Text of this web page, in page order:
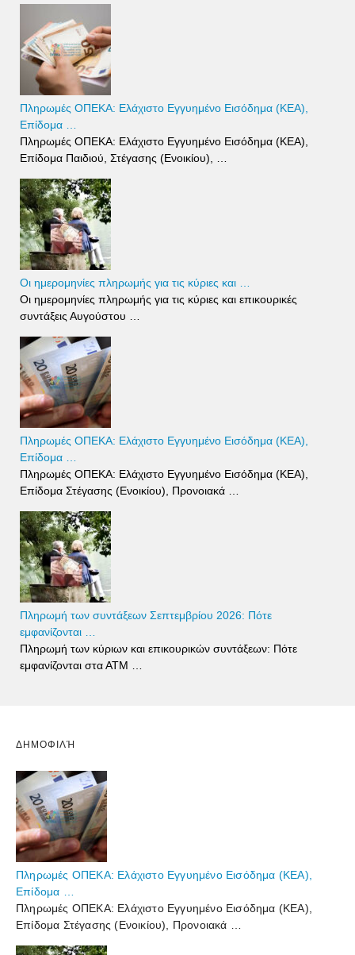
Πληρωμές ΟΠΕΚΑ: Ελάχιστο Εγγυημένο Εισόδημα (ΚΕΑ),
Επίδομα …
Πληρωμές ΟΠΕΚΑ: Ελάχιστο Εγγυημένο Εισόδημα (ΚΕΑ),
Επίδομα Παιδιού, Στέγασης (Ενοικίου), …
Οι ημερομηνίες πληρωμής για τις κύριες και …
Οι ημερομηνίες πληρωμής για τις κύριες και επικουρικές
συντάξεις Αυγούστου …
Πληρωμές ΟΠΕΚΑ: Ελάχιστο Εγγυημένο Εισόδημα (ΚΕΑ),
Επίδομα …
Πληρωμές ΟΠΕΚΑ: Ελάχιστο Εγγυημένο Εισόδημα (ΚΕΑ),
Επίδομα Στέγασης (Ενοικίου), Προνοιακά …
Πληρωμή των συντάξεων Σεπτεμβρίου 2026: Πότε
εμφανίζονται …
Πληρωμή των κύριων και επικουρικών συντάξεων: Πότε
εμφανίζονται στα ΑΤΜ …
ΔΗΜΟΦΙΛΉ
Πληρωμές ΟΠΕΚΑ: Ελάχιστο Εγγυημένο Εισόδημα (ΚΕΑ),
Επίδομα …
Πληρωμές ΟΠΕΚΑ: Ελάχιστο Εγγυημένο Εισόδημα (ΚΕΑ),
Επίδομα Στέγασης (Ενοικίου), Προνοιακά …